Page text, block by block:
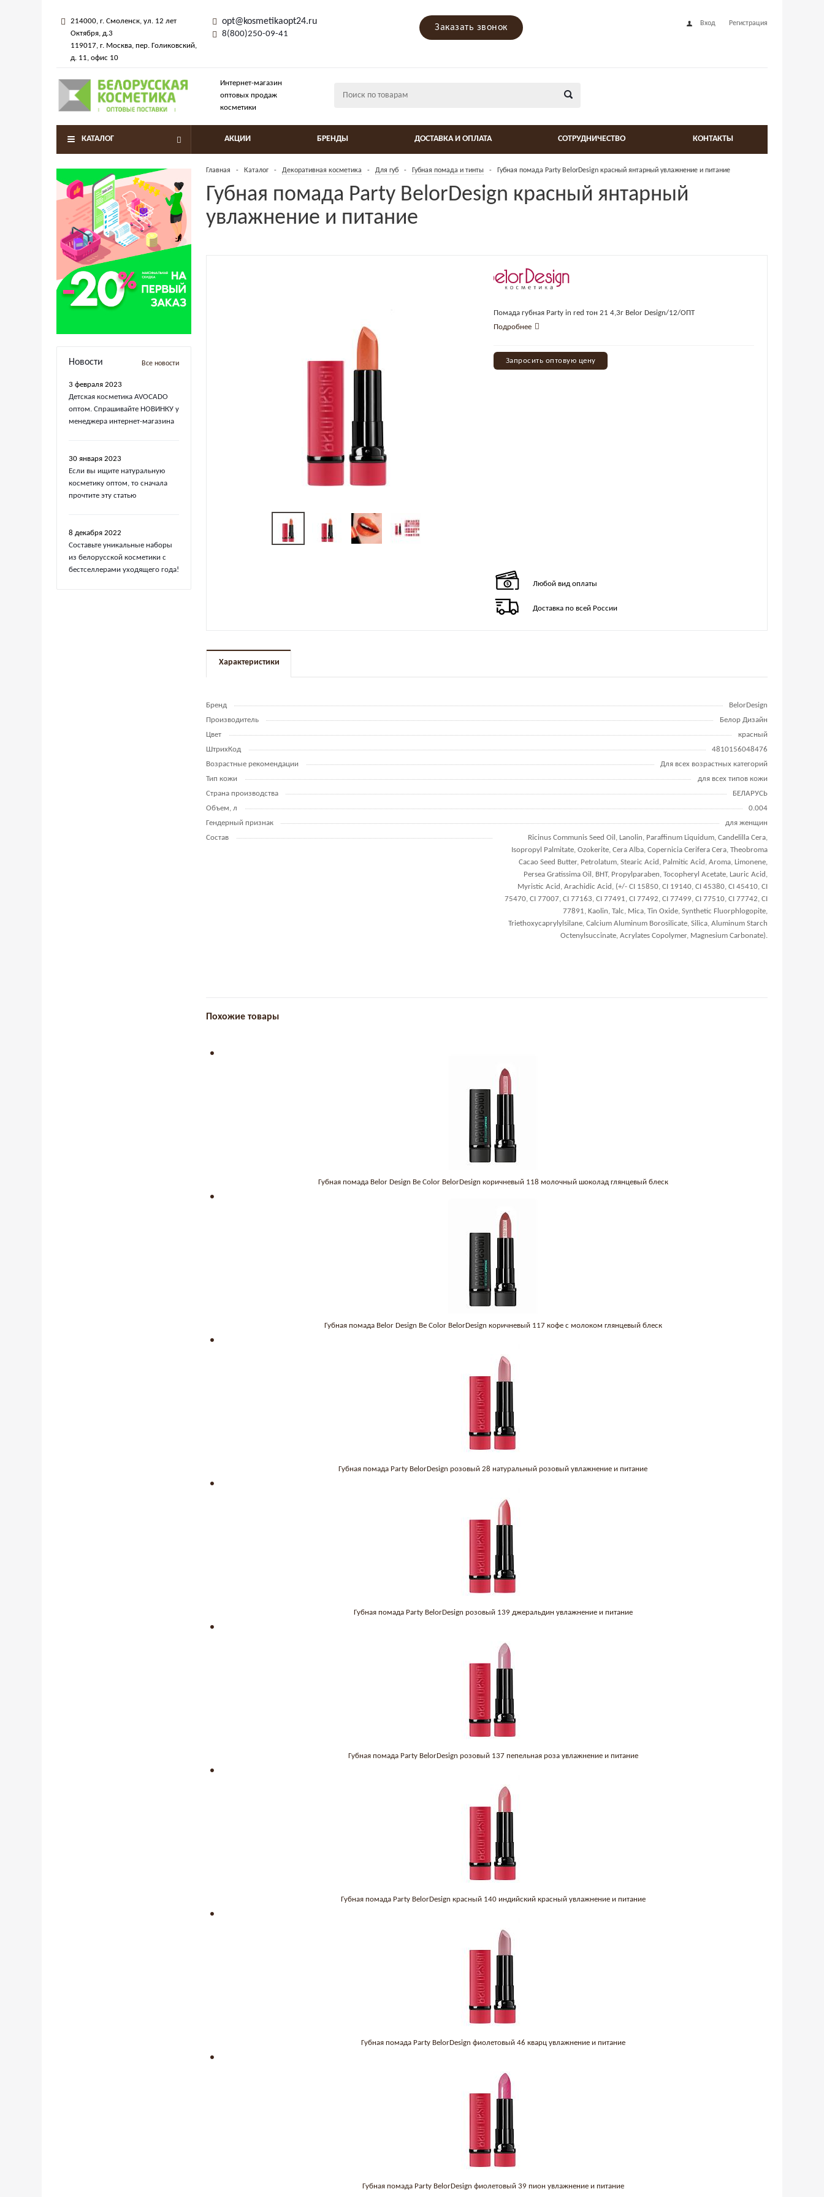
214000, г. Смоленск, ул. 12 лет
Октября, д.3
119017, г. Москва, пер. Голиковский,
д. 11, офис 10
opt@kosmetikaopt24.ru
8(800)250-09-41
Заказать звонок Вход Регистрация
Интернет-магазин
оптовых продаж
косметики
КАТАЛОГ АКЦИИ БРЕНДЫ ДОСТАВКА И ОПЛАТА СОТРУДНИЧЕСТВО КОНТАКТЫ
Новости Все новости
3 февраля 2023
Детская косметика AVOCADO
оптом. Спрашивайте НОВИНКУ у
менеджера интернет-магазина
30 января 2023
Если вы ищите натуральную
косметику оптом, то сначала
прочтите эту статью
8 декабря 2022
Составьте уникальные наборы
из белорусской косметики с
бестселлерами уходящего года!
Главная - Каталог - Декоративная косметика - Для губ - Губная помада и тинты - Губная помада Party BelorDesign красный янтарный увлажнение и питание
Губная помада Party BelorDesign красный янтарный
увлажнение и питание
Помада губная Party in red тон 21 4,3г Belor Design/12/ОПТ
Подробнее
Запросить оптовую цену
Любой вид оплаты
Доставка по всей России
Характеристики
Бренд
BelorDesign
Производитель
Белор Дизайн
Цвет
красный
ШтрихКод
4810156048476
Возрастные рекомендации
Для всех возрастных категорий
Тип кожи
для всех типов кожи
Страна производства
БЕЛАРУСЬ
Объем, л
0.004
Гендерный признак
для женщин
Состав
Ricinus Communis Seed Oil, Lanolin, Paraffinum Liquidum, Candelilla Cera,
Isopropyl Palmitate, Ozokerite, Cera Alba, Copernicia Cerifera Cera, Theobroma
Cacao Seed Butter, Petrolatum, Stearic Acid, Palmitic Acid, Aroma, Limonene,
Persea Gratissima Oil, BHT, Propylparaben, Tocopheryl Acetate, Lauric Acid,
Myristic Acid, Arachidic Acid, (+/- CI 15850, CI 19140, CI 45380, CI 45410, CI
75470, CI 77007, CI 77163, CI 77491, CI 77492, CI 77499, CI 77510, CI 77742, CI
77891, Kaolin, Talc, Mica, Tin Оxide, Synthetic Fluorphlogopite,
Triethoxycaprylylsilane, Calcium Aluminum Borosilicate, Silica, Aluminum Starch
Octenylsuccinate, Acrylates Copolymer, Magnesium Carbonate).
Похожие товары
Губная помада Belor Design Be Color BelorDesign коричневый 118 молочный шоколад глянцевый блеск
Губная помада Belor Design Be Color BelorDesign коричневый 117 кофе с молоком глянцевый блеск
Губная помада Party BelorDesign розовый 28 натуральный розовый увлажнение и питание
Губная помада Party BelorDesign розовый 139 джеральдин увлажнение и питание
Губная помада Party BelorDesign розовый 137 пепельная роза увлажнение и питание
Губная помада Party BelorDesign красный 140 индийский красный увлажнение и питание
Губная помада Party BelorDesign фиолетовый 46 кварц увлажнение и питание
Губная помада Party BelorDesign фиолетовый 39 пион увлажнение и питание